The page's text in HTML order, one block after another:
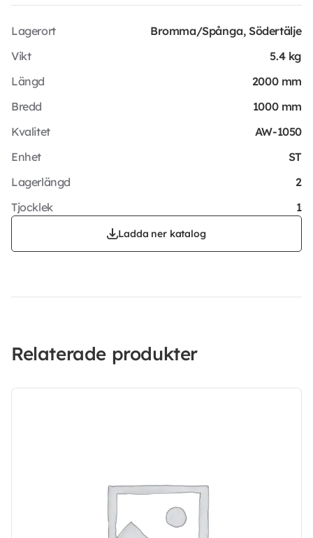
Lagerort
Bromma/Spånga, Södertälje
Vikt
5.4 kg
Längd
2000 mm
Bredd
1000 mm
Kvalitet
AW-1050
Enhet
ST
Lagerlängd
2
Tjocklek
1
Ladda ner katalog
Relaterade produkter